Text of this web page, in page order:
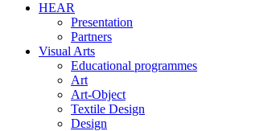
HEAR
Presentation
Partners
Visual Arts
Educational programmes
Art
Art-Object
Textile Design
Design